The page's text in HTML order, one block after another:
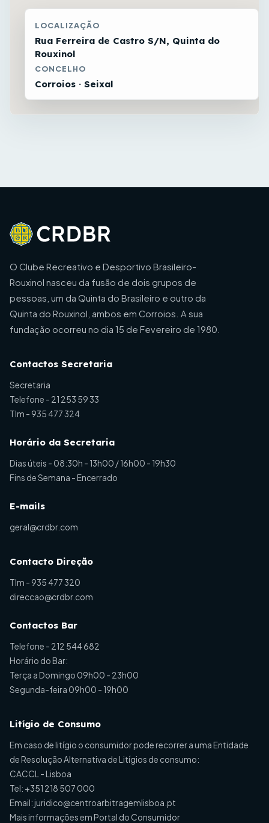
LOCALIZAÇÃO
Rua Ferreira de Castro S/N, Quinta do
Rouxinol
CONCELHO
Corroios · Seixal
O Clube Recreativo e Desportivo Brasileiro-
Rouxinol nasceu da fusão de dois grupos de
pessoas, um da Quinta do Brasileiro e outro da
Quinta do Rouxinol, ambos em Corroios. A sua
fundação ocorreu no dia 15 de Fevereiro de 1980.
Contactos Secretaria
Secretaria
Telefone - 21 253 59 33
Tlm - 935 477 324
Horário da Secretaria
Dias úteis - 08:30h - 13h00 / 16h00 - 19h30
Fins de Semana - Encerrado
E-mails
geral@crdbr.com
Contacto Direção
Tlm - 935 477 320
direccao@crdbr.com
Contactos Bar
Telefone - 212 544 682
Horário do Bar:
Terça a Domingo 09h00 - 23h00
Segunda-feira 09h00 - 19h00
Litígio de Consumo
Em caso de litígio o consumidor pode recorrer a uma Entidade
de Resolução Alternativa de Litígios de consumo:
CACCL - Lisboa
Tel: +351 218 507 000
Email:juridico@centroarbitragemlisboa.pt
Mais informações em Portal do Consumidor